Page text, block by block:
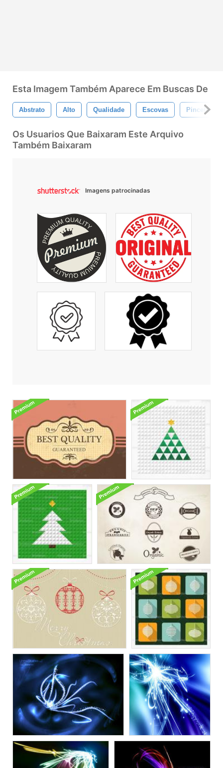
Esta Imagem Também Aparece Em Buscas De
Abstrato Alto Qualidade Escovas Pinceles
Os Usuarios Que Baixaram Este Arquivo
Também Baixaram
Imagens patrocinadas